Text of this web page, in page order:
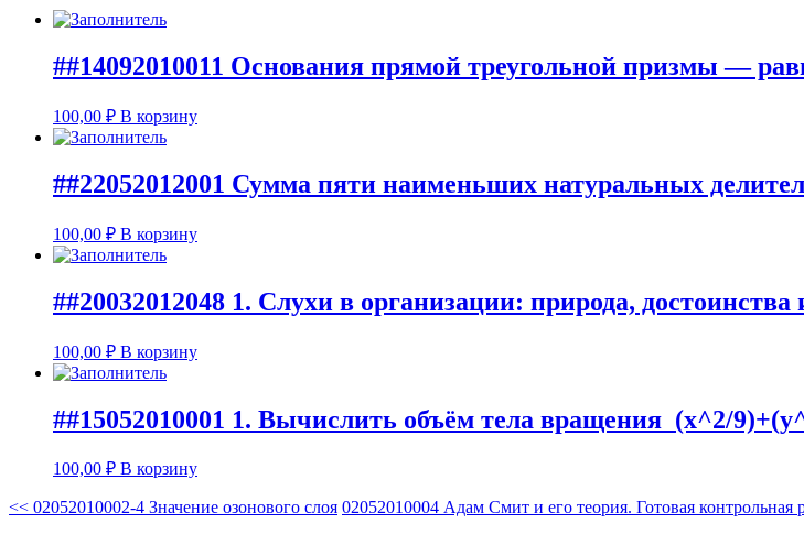
##14092010011 Основания прямой треугольной призмы —
100,00 ₽ В корзину
##22052012001 Сумма пяти наименьших натуральных
100,00 ₽ В корзину
##20032012048 1. Слухи в организации: природа, достоинства
100,00 ₽ В корзину
##15052010001 1. Вычислить объём тела вращения (x^2/
100,00 ₽ В корзину
<< 02052010002-4 Значение озонового слоя 02052010004 Адам Смит и его теория. Готовая контрольная